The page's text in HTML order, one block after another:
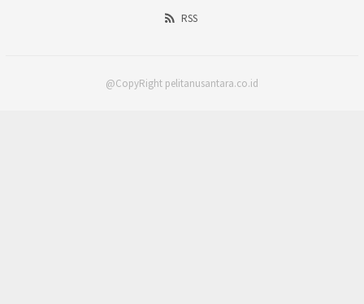
RSS
@CopyRight pelitanusantara.co.id